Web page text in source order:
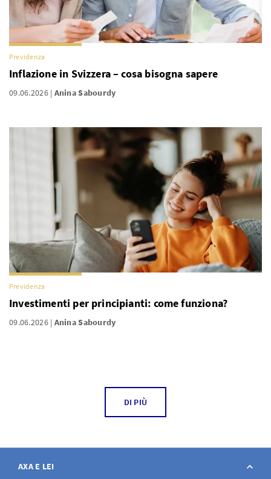
Previdenza
Inflazione in Svizzera – cosa bisogna sapere
09.06.2026 Anina Sabourdy
Previdenza
Investimenti per principianti: come funziona?
09.06.2026 Anina Sabourdy
DI PIÙ
AXA E LEI